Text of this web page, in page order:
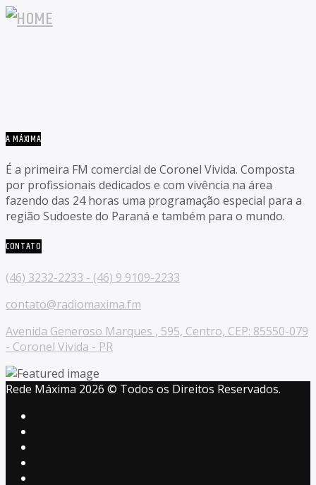
A MÁXIMA
É a primeira FM comercial de Coronel Vivida. Composta
por profissionais dedicados e com vivência na área
fazendo das 24 horas uma programação especial para a
região Sudoeste do Paraná e também para o mundo.
CONTATO
(46) 3232-2233 - (46) 9 9109-2233
contato@radiomaxima.fm
Avenida Generoso Marques , 595, Centro, CEP: 85550-079
- Coronel Vivida - PR
Rede Máxima 2026 © Todos os Direitos Reservados.